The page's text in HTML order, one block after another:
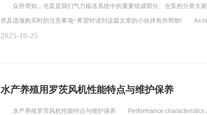
众所周知，仓泵是我们气力输送系统中的重要组成部分。仓泵的分类大
类及选项购买时的注意事项~希望对读到这篇文章的小伙伴有所帮助! As is
2025-10-25
水产养殖用罗茨风机性能特点与维护保养
水产养殖罗茨风机性能特点与维护保养 Performance characteristics